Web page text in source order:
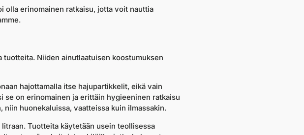
olla erinomainen ratkaisu, jotta voit nauttia
tuotteita. Niiden ainutlaatuisen koostumuksen
hajottamalla itse hajupartikkelit, eikä vain
se on erinomainen ja erittäin hygieeninen ratkaisu
huonekaluissa, vaatteissa kuin ilmassakin.
Tuotteita käytetään usein teollisessa